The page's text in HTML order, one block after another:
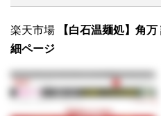
楽天市場
【白石温麺処】角
細ページ